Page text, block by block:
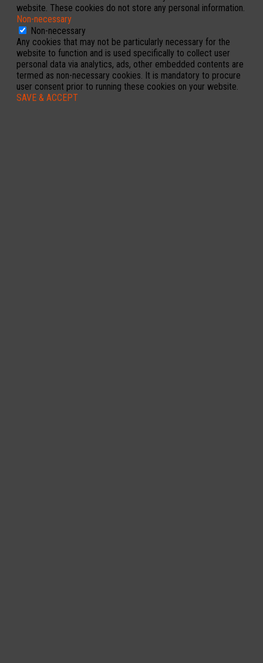
website. These cookies do not store any personal information.
Non-necessary
Non-necessary
Any cookies that may not be particularly necessary for the
website to function and is used specifically to collect user
personal data via analytics, ads, other embedded contents are
termed as non-necessary cookies. It is mandatory to procure
user consent prior to running these cookies on your website.
SAVE & ACCEPT